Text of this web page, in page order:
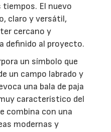
tiempos. El nuevo
claro y versátil,
cercano y
definido al proyecto.
un símbolo que
un campo labrado y
una bala de paja
característico del
combina con una
modernas y